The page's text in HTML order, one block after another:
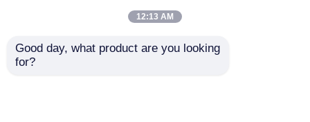
12:13 AM
Good day, what product are you looking
for?